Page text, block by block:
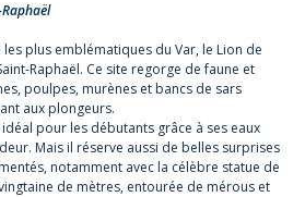
plus emblématiques du Var, le Lion de
Raphaël. Ce site regorge de faune et
poulpes, murènes et bancs de sars
aux plongeurs.
idéal pour les débutants grâce à ses eaux
Mais il réserve aussi de belles surprises
notamment avec la célèbre statue de
de mètres, entourée de mérous et